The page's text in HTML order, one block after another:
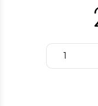
Quantity